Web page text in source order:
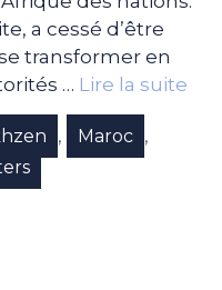
a cessé d’être
transformer en
… Lire la suite
, Maroc ,